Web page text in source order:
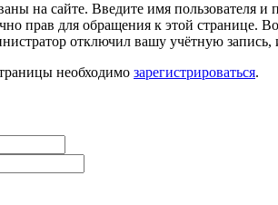
на сайте. Введите имя пользователя и
прав для обращения к этой
отключил вашу учётную запись,
необходимо зарегистрироваться.